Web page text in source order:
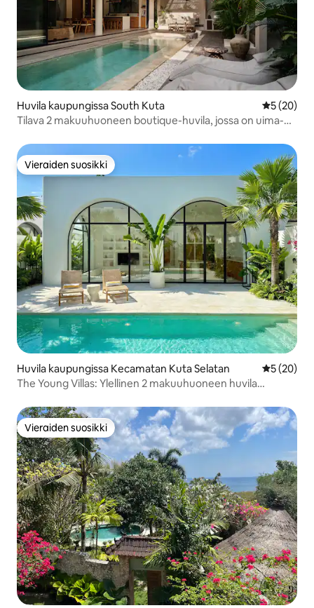
Huvila kaupungissa South Kuta
5 (20)
Tilava 2 makuuhuoneen boutique-huvila, jossa on uima-
Vieraiden suosikki
Vieraiden suosikki
Huvila kaupungissa Kecamatan Kuta Selatan
5 (20)
The Young Villas: Ylellinen 2 makuuhuoneen huvila
Vieraiden suosikki
Vieraiden suosikki